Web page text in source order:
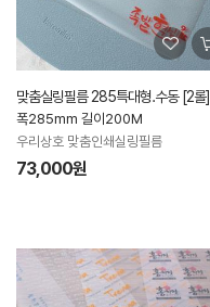
맞춤실링필름 285특대형.수동 [2롤]
폭285mm 길이200M
우리상호 맞춤인쇄실링필름
73,000원